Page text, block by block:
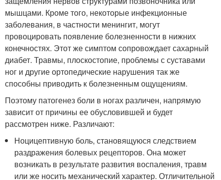
мышцами. Кроме того, некоторые инфекционные
заболевания, в частности менингит, могут
провоцировать появление болезненности в нижних
конечностях. Этот же симптом сопровождает сахарный
диабет. Травмы, плоскостопие, проблемы с суставами
ног и другие ортопедические нарушения так же
способны приводить к болезненным ощущениям.
Поэтому патогенез боли в ногах различен, напрямую
зависит от причины ее обусловившей и будет
рассмотрен ниже. Различают:
Ноцицептивную боль, становящуюся следствием
раздражения болевых рецепторов. Она может
возникать в результате развития воспаления, травм
или же носить механический характер. Отличительной